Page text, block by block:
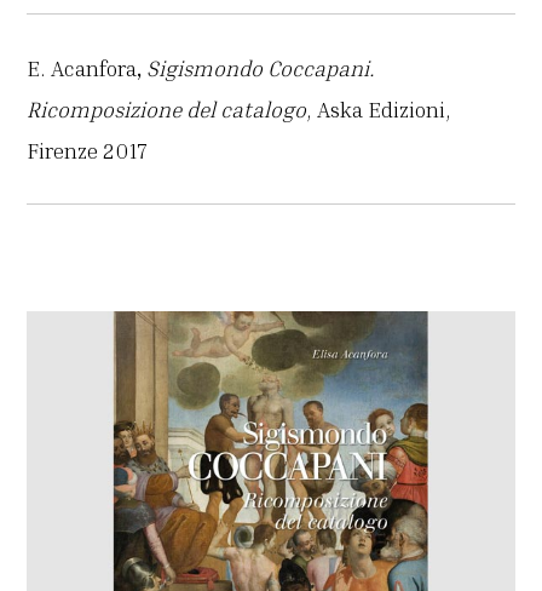
E. Acanfora, Sigismondo Coccapani.
Ricomposizione del catalogo, Aska Edizioni,
Firenze 2017